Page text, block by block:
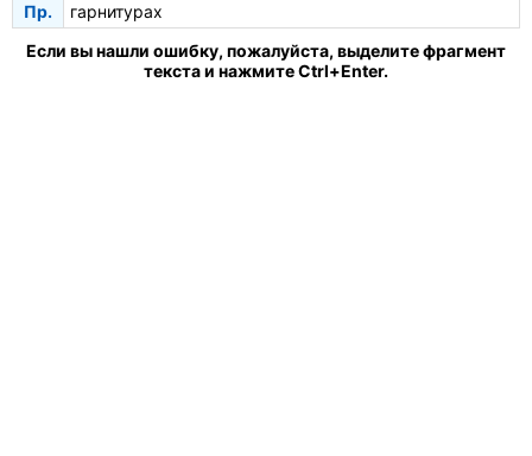
Пр.
гарнитурах
Если вы нашли ошибку, пожалуйста, выделите фрагмент
текста и нажмите Ctrl+Enter.